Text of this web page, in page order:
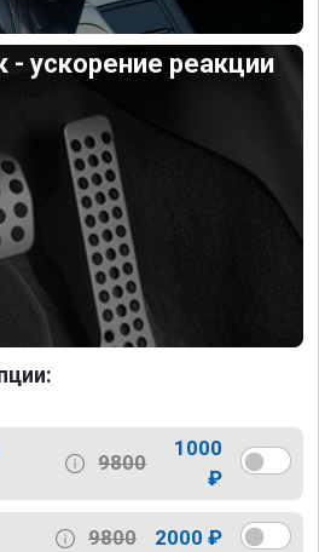
ускорение реакции
9800
1000
₽
9800 2000 ₽